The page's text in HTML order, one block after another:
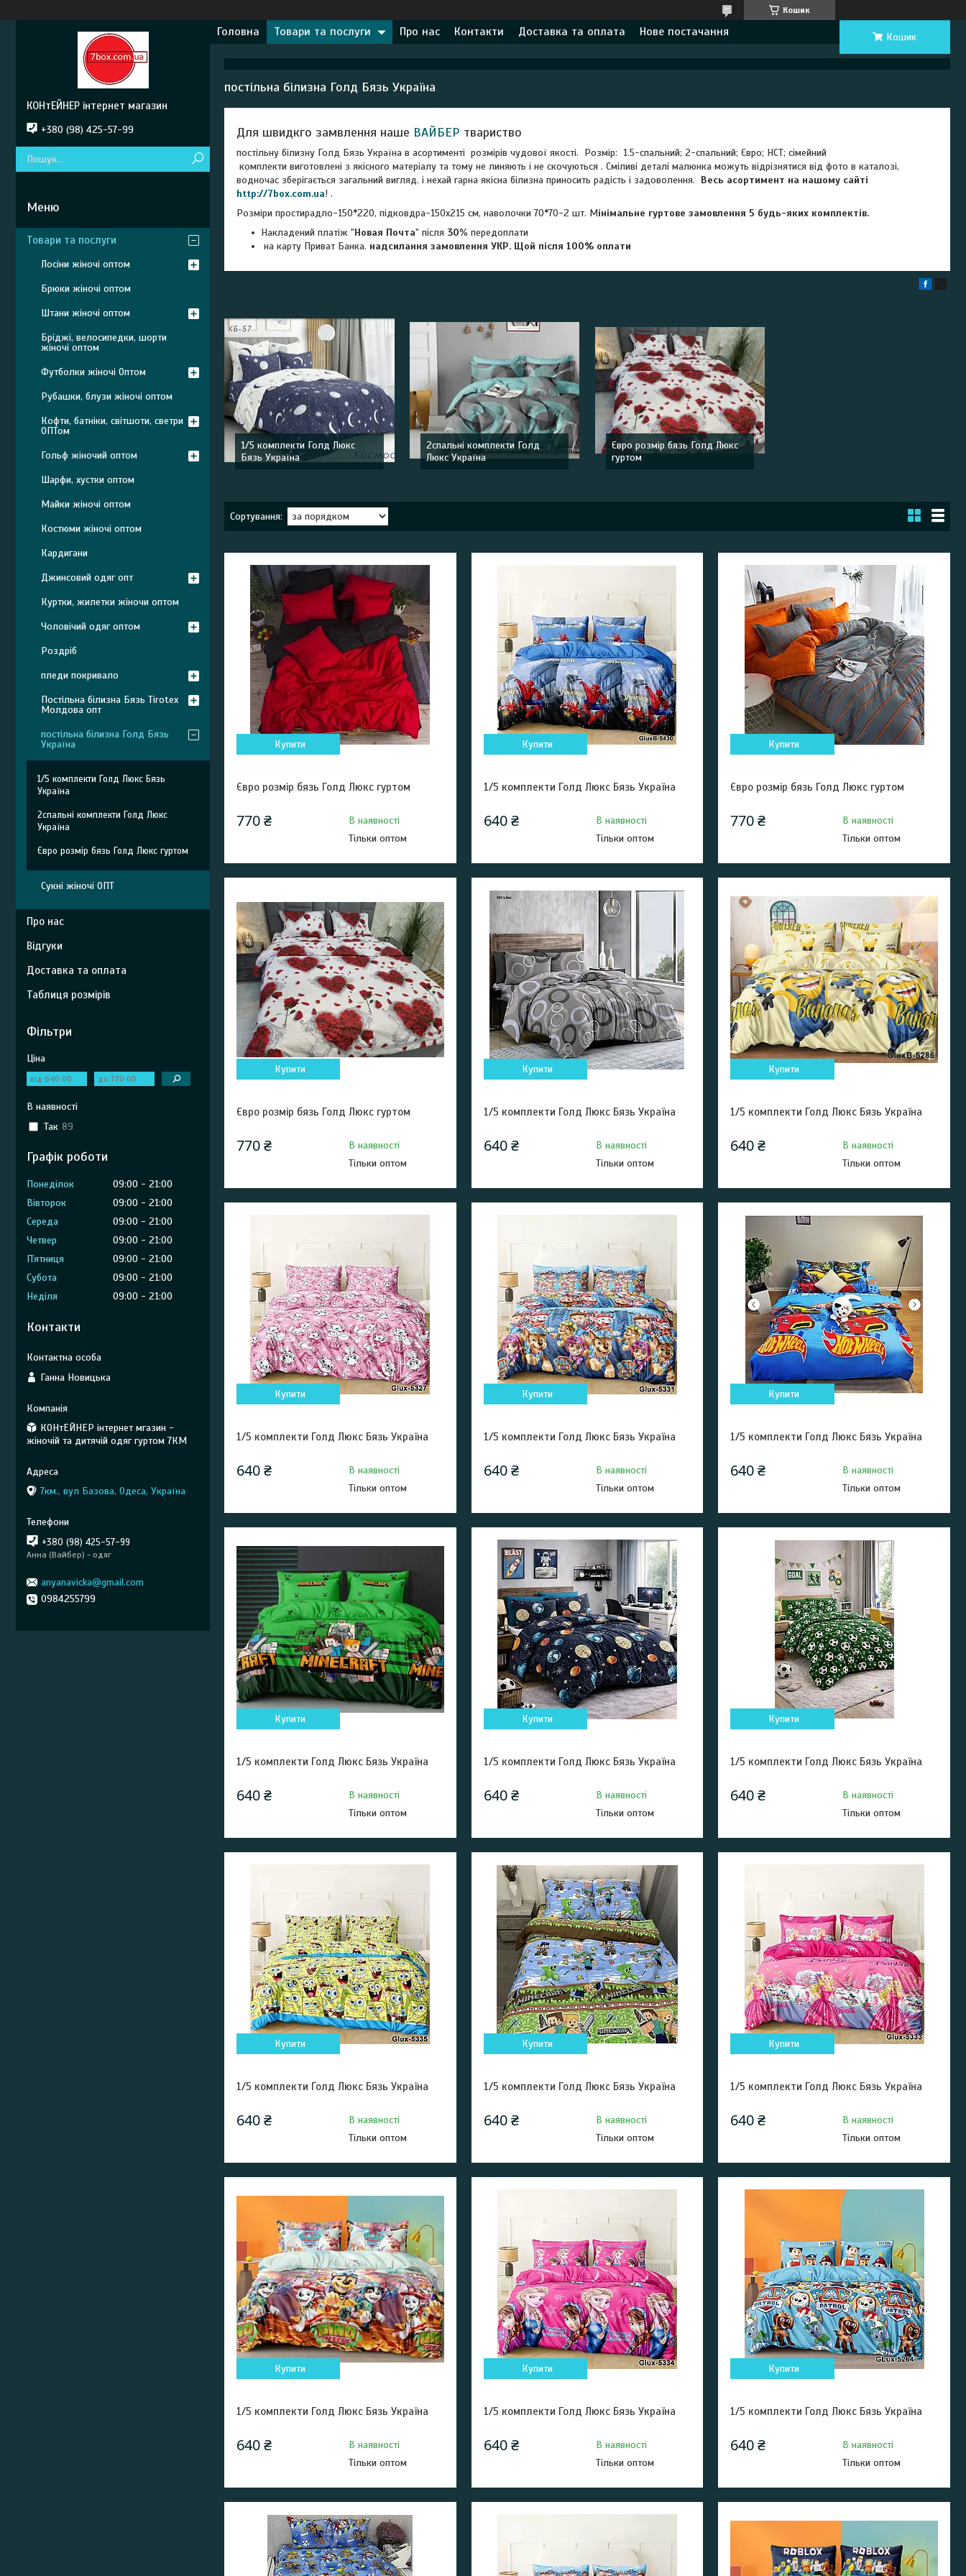
Кошик
Головна Товари та послуги Про нас Контакти Доставка та оплата Нове постачання Кошик
постільна білизна Голд Бязь Україна
Для швидкго замвлення наше ВАЙБЕР твариство
постільну білизну Голд Бязь Україна в асортименті розмірів чудової якості. Розмір: 1.5-спальний; 2-спальний; Євро; НСТ; сімейний
комплекти виготовлені з якісного матеріалу та тому не линяють і не скочуються . Сміливі деталі малюнка можуть відрізнятися від фото в каталозі,
водночас зберігається загальний вигляд. і нехай гарна якісна білизна приносить радість і задоволення. Весь асортимент на нашому сайті
http://7box.com.ua! .
Розміри простирадло-150*220, підковдра-150х215 см, наволочки 70*70-2 шт. Мінімальне гуртове замовлення 5 будь-яких комплектів.
Накладений платіж "Новая Почта" після 30% передоплати
на карту Приват Банка. надсилання замовлення УКР. Щой після 100% оплати
1/5 комплекти Голд Люкс
Бязь Україна
2спальні комплекти Голд
Люкс Україна
Євро розмір бязь Голд Люкс
гуртом
Купити
Євро розмір бязь Голд Люкс гуртом
770 ₴
В наявності
Тільки оптом
Купити
1/5 комплекти Голд Люкс Бязь Україна
640 ₴
В наявності
Тільки оптом
Купити
Євро розмір бязь Голд Люкс гуртом
770 ₴
В наявності
Тільки оптом
Купити
Євро розмір бязь Голд Люкс гуртом
770 ₴
В наявності
Тільки оптом
Купити
1/5 комплекти Голд Люкс Бязь Україна
640 ₴
В наявності
Тільки оптом
Купити
1/5 комплекти Голд Люкс Бязь Україна
640 ₴
В наявності
Тільки оптом
Купити
1/5 комплекти Голд Люкс Бязь Україна
640 ₴
В наявності
Тільки оптом
Купити
1/5 комплекти Голд Люкс Бязь Україна
640 ₴
В наявності
Тільки оптом
Купити
1/5 комплекти Голд Люкс Бязь Україна
640 ₴
В наявності
Тільки оптом
Купити
1/5 комплекти Голд Люкс Бязь Україна
640 ₴
В наявності
Тільки оптом
Купити
1/5 комплекти Голд Люкс Бязь Україна
640 ₴
В наявності
Тільки оптом
Купити
1/5 комплекти Голд Люкс Бязь Україна
640 ₴
В наявності
Тільки оптом
Купити
1/5 комплекти Голд Люкс Бязь Україна
640 ₴
В наявності
Тільки оптом
Купити
1/5 комплекти Голд Люкс Бязь Україна
640 ₴
В наявності
Тільки оптом
Купити
1/5 комплекти Голд Люкс Бязь Україна
640 ₴
В наявності
Тільки оптом
Купити
1/5 комплекти Голд Люкс Бязь Україна
640 ₴
В наявності
Тільки оптом
Купити
1/5 комплекти Голд Люкс Бязь Україна
640 ₴
В наявності
Тільки оптом
Купити
1/5 комплекти Голд Люкс Бязь Україна
640 ₴
В наявності
Тільки оптом
КОНтЕЙНЕР інтернет магазин
+380 (98) 425-57-99
Товари та послуги
Лосіни жіночі оптом
Брюки жіночі оптом
Штани жіночі оптом
Бріджі, велосипедки, шорти
жіночі оптом
Футболки жіночі Оптом
Рубашки, блузи жіночі оптом
Кофти, батніки, світшоти, светри
ОПТом
Гольф жіночий оптом
Шарфи, хустки оптом
Майки жіночі оптом
Костюми жіночі оптом
Кардигани
Джинсовий одяг опт
Куртки, жилетки жіночи оптом
Чоловічий одяг оптом
Роздріб
пледи покривало
Постільна білизна Бязь Tirotex
Молдова опт
постільна білизна Голд Бязь
Україна
1/5 комплекти Голд Люкс Бязь
Україна
2спальні комплекти Голд Люкс
Україна
Євро розмір бязь Голд Люкс гуртом
Сукні жіночі ОПТ
Про нас
Відгуки
Доставка та оплата
Таблиця розмірів
Фільтри
Ціна
В наявності
Так 89
Графік роботи
Понеділок 09:00
21:00
Вівторок
09:00
21:00
Середа
09:00
21:00
Четвер
09:00
21:00
Пʼятниця
09:00
21:00
Субота
09:00
21:00
Неділя
09:00 21:00
Контакти
Ганна Новицька
КОНтЕЙНЕР інтернет мгазин -
жіночій та дитячій одяг гуртом 7КМ
7км., вул Базова, Одеса, Україна
+380 (98) 425-57-99
Анна (Вайбер) - одяг
anyanavicka@gmail.com
0984255799